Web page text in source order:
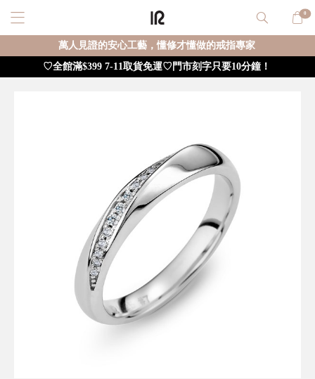
0
萬人見證的安心工藝，懂修才懂做的戒指專家
♡全館滿$399 7-11取貨免運♡門市刻字只要10分鐘！